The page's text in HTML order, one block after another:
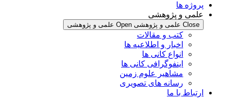
پروژه ها
علمی و پژوهشی
Close علمی و پژوهشی Open علمی و پژوهشی
کتب و مقالات
اخبار و اطلاعیه ها
انواع کانی ها
اینفوگرافی کانی ها
مشاهیر علوم زمین
رسانه های تصویری
ارتباط با ما